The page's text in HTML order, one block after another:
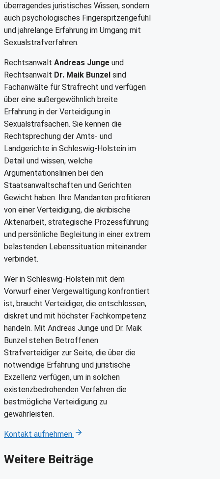
überragendes juristisches Wissen, sondern
auch psychologisches Fingerspitzengefühl
und jahrelange Erfahrung im Umgang mit
Sexualstrafverfahren.
Rechtsanwalt Andreas Junge und
Rechtsanwalt Dr. Maik Bunzel sind
Fachanwälte für Strafrecht und verfügen
über eine außergewöhnlich breite
Erfahrung in der Verteidigung in
Sexualstrafsachen. Sie kennen die
Rechtsprechung der Amts- und
Landgerichte in Schleswig-Holstein im
Detail und wissen, welche
Argumentationslinien bei den
Staatsanwaltschaften und Gerichten
Gewicht haben. Ihre Mandanten profitieren
von einer Verteidigung, die akribische
Aktenarbeit, strategische Prozessführung
und persönliche Begleitung in einer extrem
belastenden Lebenssituation miteinander
verbindet.
Wer in Schleswig-Holstein mit dem
Vorwurf einer Vergewaltigung konfrontiert
ist, braucht Verteidiger, die entschlossen,
diskret und mit höchster Fachkompetenz
handeln. Mit Andreas Junge und Dr. Maik
Bunzel stehen Betroffenen
Strafverteidiger zur Seite, die über die
notwendige Erfahrung und juristische
Exzellenz verfügen, um in solchen
existenzbedrohenden Verfahren die
bestmögliche Verteidigung zu
gewährleisten.
Kontakt aufnehmen
Weitere Beiträge